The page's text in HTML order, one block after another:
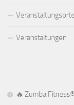
Veranstaltungsorte
Veranstaltungen
🔥 Zumba